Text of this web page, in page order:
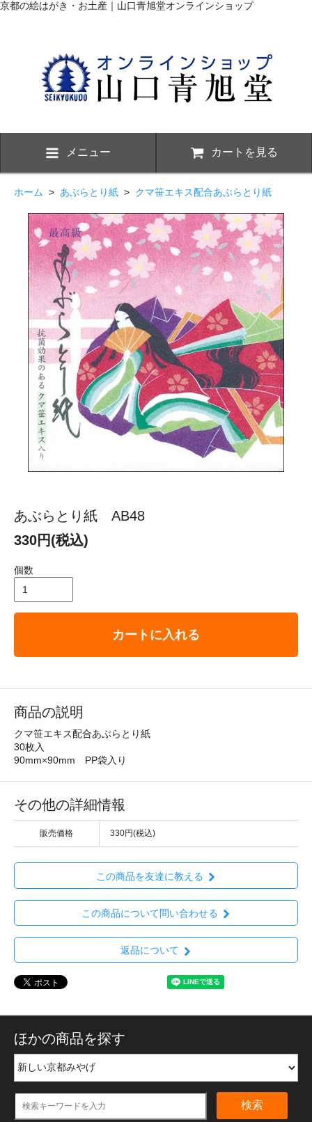
京都の絵はがき・お土産｜山口青旭堂オンラインショップ
メニュー カートを見る
ホーム > あぶらとり紙 > クマ笹エキス配合あぶらとり紙
あぶらとり紙 AB48
330円(税込)
個数
カートに入れる
商品の説明
クマ笹エキス配合あぶらとり紙
30枚入
90mm×90mm PP袋入り
その他の詳細情報
販売価格 330円(税込)
この商品を友達に教える
この商品について問い合わせる
返品について
ほかの商品を探す
検索